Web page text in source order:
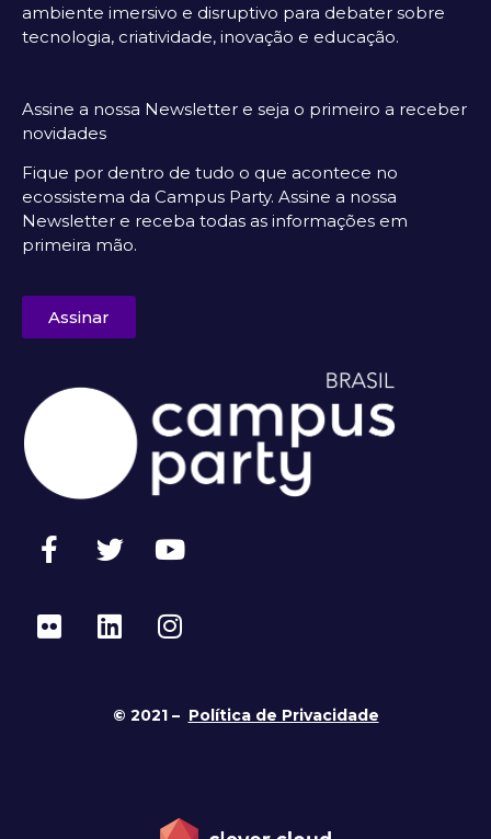
ambiente imersivo e disruptivo para debater sobre
tecnologia, criatividade, inovação e educação.
Assine a nossa Newsletter e seja o primeiro a receber
novidades
Fique por dentro de tudo o que acontece no
ecossistema da Campus Party. Assine a nossa
Newsletter e receba todas as informações em
primeira mão.
Assinar
© 2021 – Política de Privacidade